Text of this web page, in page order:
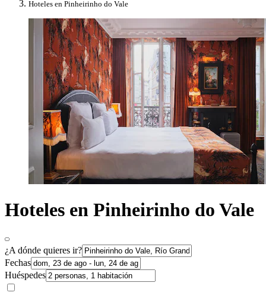
Hoteles en Pinheirinho do Vale
Hoteles en Pinheirinho do Vale
¿A dónde quieres ir?
Fechas
Huéspedes